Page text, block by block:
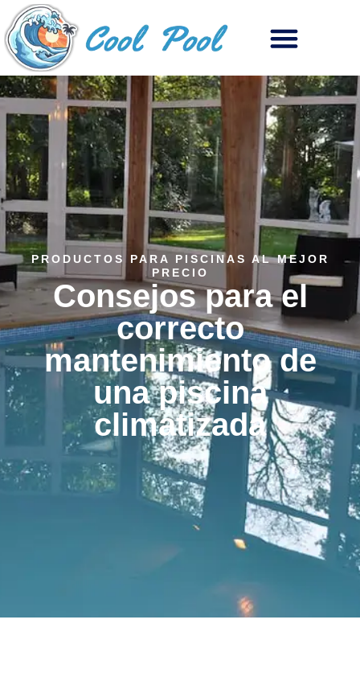
PRODUCTOS PARA PISCINAS AL MEJOR
PRECIO
Consejos para el
correcto
mantenimiento de
una piscina
climatizada